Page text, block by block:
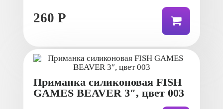
260 Р
Приманка силиконовая FISH
GAMES BEAVER 3″, цвет 003